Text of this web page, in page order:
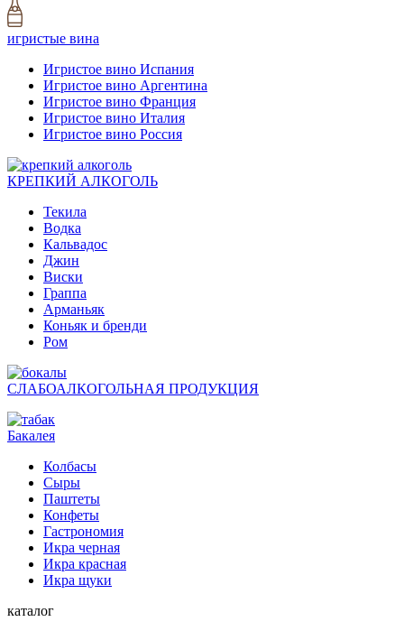
игристые вина
Игристое вино Испания
Игристое вино Аргентина
Игристое вино Франция
Игристое вино Италия
Игристое вино Россия
КРЕПКИЙ АЛКОГОЛЬ
Текила
Водка
Кальвадос
Джин
Виски
Граппа
Арманьяк
Коньяк и бренди
Ром
СЛАБОАЛКОГОЛЬНАЯ ПРОДУКЦИЯ
Бакалея
Колбасы
Сыры
Паштеты
Конфеты
Гастрономия
Икра черная
Икра красная
Икра щуки
каталог